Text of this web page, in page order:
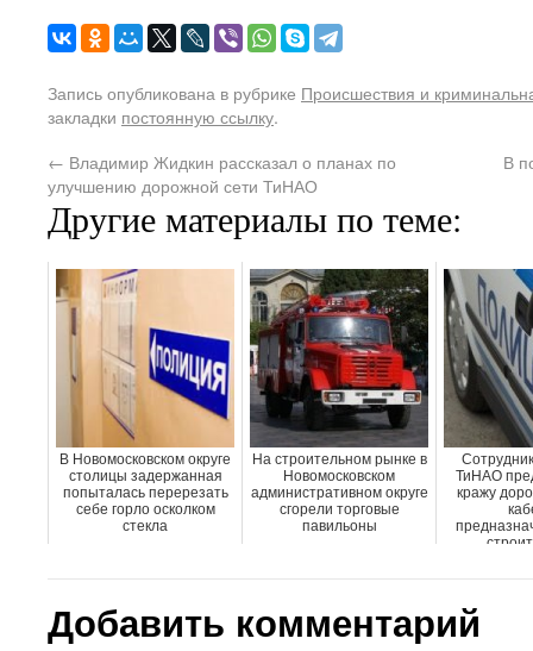
Запись опубликована в рубрике Происшествия и
закладки постоянную ссылку.
← Владимир Жидкин рассказал о планах по
улучшению дорожной сети ТиНАО
В
Другие материалы по теме:
В Новомосковском округе
столицы задержанная
попыталась перерезать
себе горло осколком
стекла
На строительном рынке в
Новомосковском
административном округе
сгорели торговые
павильоны
ТиНАО
кражу
Добавить комментарий